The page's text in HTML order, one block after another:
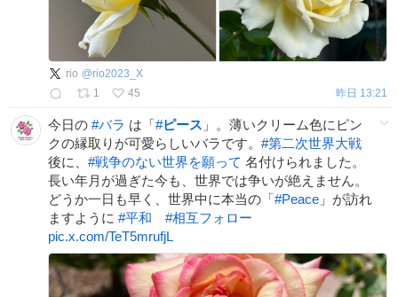
rio @rio2023_X
1
45 昨日 13:21
今日の #バラ は「#ピース 」。薄いクリーム色にピン
クの縁取りが可愛らしいバラです。 #第二次世界大戦
後に、 #戦争のない世界を願って 名付けられました。
長い年月が過ぎた今も、世界では争いが絶えません。
どうか一日も早く、世界中に本当の「#Peace 」が訪れ
ますように #平和 #相互フォロー
pic.x.com/TeT5mrufjL